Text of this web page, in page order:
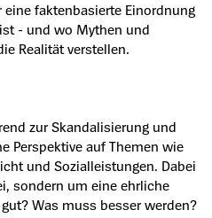
faktenbasierte Einordnung
- und wo Mythen und
Realität verstellen.
zur Skandalisierung und
Perspektive auf Themen wie
und Sozialleistungen. Dabei
sondern um eine ehrliche
Was muss besser werden?